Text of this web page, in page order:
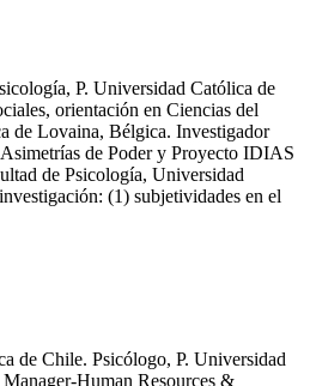
P. Universidad Católica de
orientación en Ciencias del
de Lovaina, Bélgica. Investigador
de Poder y Proyecto IDIAS
de Psicología, Universidad
(1) subjetividades en el
de Chile. Psicólogo, P. Universidad
Human Resources &